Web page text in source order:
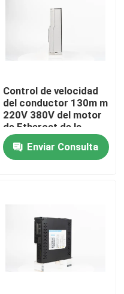
Control de velocidad
del conductor 130m m
220V 380V del motor
de Ethercat de la
prenda impermeable
IP68 Enviar Consulta